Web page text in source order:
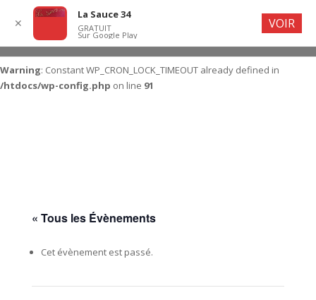
Warning: Constant WP_CRON_LOCK_TIMEOUT already defined in
/htdocs/wp-config.php on line 91
« Tous les Évènements
Cet évènement est passé.
✕
La Sauce 34
GRATUIT
Sur Google Play
VOIR